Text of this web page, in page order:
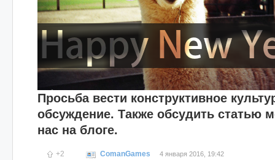
Просьба вести конструктивное
обсуждение. Также обсудить статью
нас на блоге.
+2 ComanGames 4 января 2016, 19:42